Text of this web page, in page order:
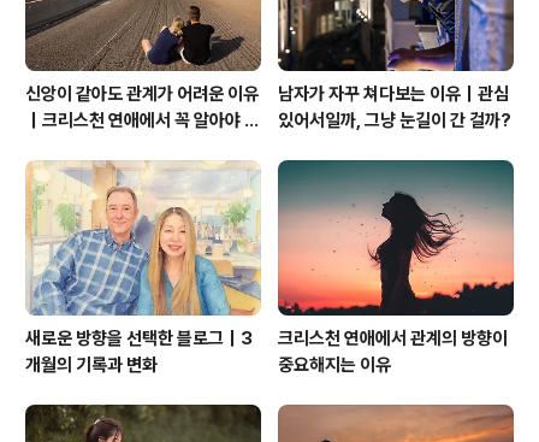
신앙이 같아도 관계가 어려운 이유
｜크리스천 연애에서 꼭 알아야 할
남자가 자꾸 쳐다보는 이유｜관심
있어서일까, 그냥 눈길이 간 걸까?
새로운 방향을 선택한 블로그｜3
개월의 기록과 변화
크리스천 연애에서 관계의 방향이
중요해지는 이유